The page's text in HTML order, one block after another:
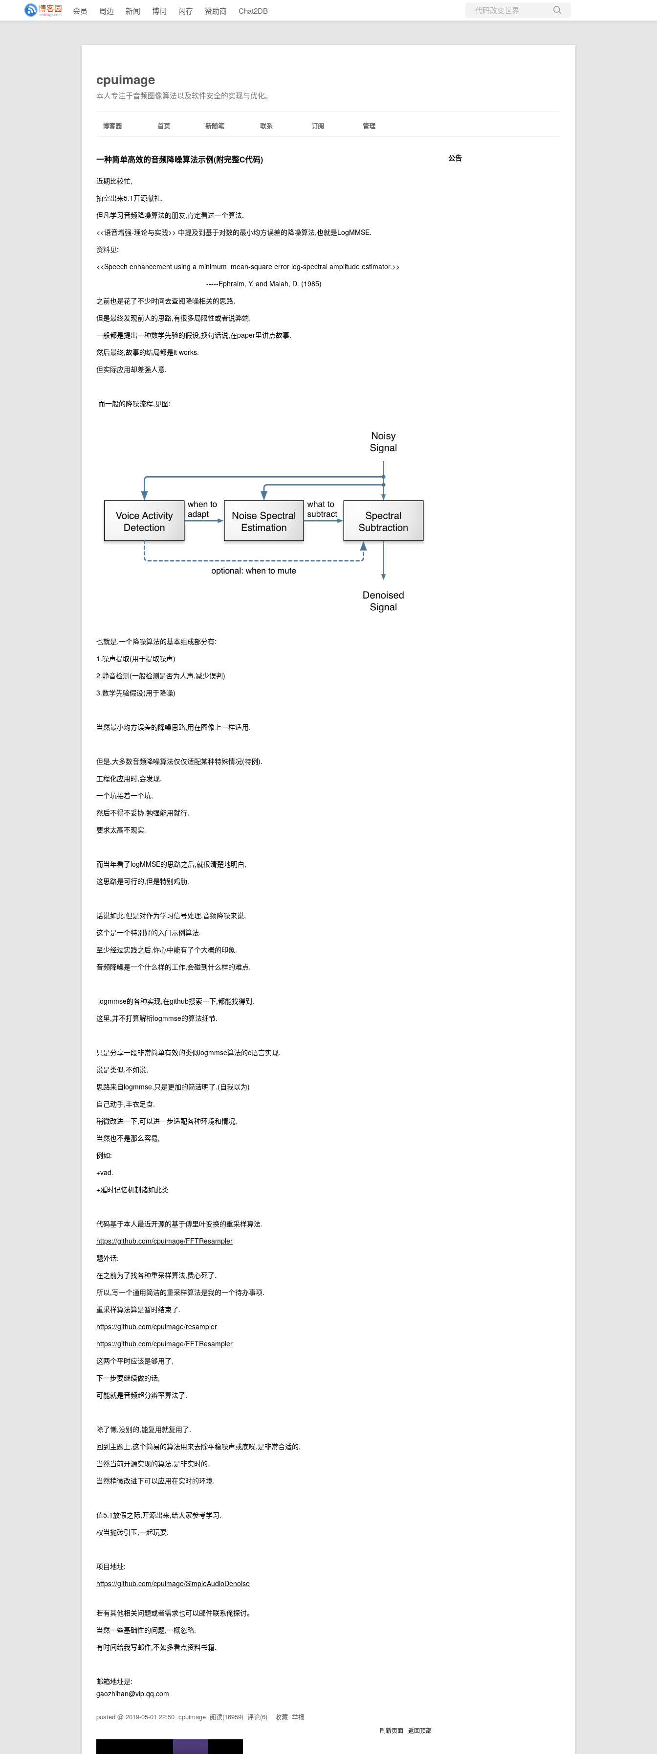
会员 周边 新闻 博问 闪存 赞助商 Chat2DB
当前博客
cpuimage
本人专注于音频图像算法以及软件安全的实现与优化。
博客园 首页 新随笔 联系 订阅 管理
一种简单高效的音频降噪算法示例(附完整C代码)
近期比较忙,
抽空出来5.1开源献礼.
但凡学习音频降噪算法的朋友,肯定看过一个算法.
<<语音增强-理论与实践>> 中提及到基于对数的最小均方误差的降噪算法,也就是LogMMSE.
资料见:
<<Speech enhancement using a minimum mean-square error log-spectral amplitude estimator.>>
-----Ephraim, Y. and Malah, D. (1985)
之前也是花了不少时间去查阅降噪相关的思路,
但是最终发现前人的思路,有很多局限性或者说弊端.
一般都是提出一种数学先验的假设,换句话说,在paper里讲点故事.
然后最终,故事的结局都是it works.
但实际应用却差强人意.
而一般的降噪流程,见图:
也就是,一个降噪算法的基本组成部分有:
1.噪声提取(用于提取噪声)
2.静音检测(一般检测是否为人声,减少误判)
3.数学先验假设(用于降噪)
当然最小均方误差的降噪思路,用在图像上一样适用.
但是,大多数音频降噪算法仅仅适配某种特殊情况(特例).
工程化应用时,会发现,
一个坑接着一个坑,
然后不得不妥协.勉强能用就行,
要求太高不现实.
而当年看了logMMSE的思路之后,就很清楚地明白,
这思路是可行的,但是特别鸡肋.
话说如此,但是对作为学习信号处理,音频降噪来说,
这个是一个特别好的入门示例算法.
至少经过实践之后,你心中能有了个大概的印象.
音频降噪是一个什么样的工作,会碰到什么样的难点.
logmmse的各种实现,在github搜索一下,都能找得到.
这里,并不打算解析logmmse的算法细节.
只是分享一段非常简单有效的类似logmmse算法的c语言实现.
说是类似,不如说,
思路来自logmmse,只是更加的简洁明了.(自我以为)
自己动手,丰衣足食.
稍微改进一下,可以进一步适配各种环境和情况,
当然也不是那么容易,
例如:
+vad.
+延时记忆机制诸如此类
代码基于本人最近开源的基于傅里叶变换的重采样算法.
https://github.com/cpuimage/FFTResampler
题外话:
在之前为了找各种重采样算法,费心死了.
所以,写一个通用简洁的重采样算法是我的一个待办事项.
重采样算法算是暂时结束了.
https://github.com/cpuimage/resampler
https://github.com/cpuimage/FFTResampler
这两个平时应该是够用了,
下一步要继续做的话,
可能就是音频超分辨率算法了.
除了懒,没别的,能复用就复用了.
回到主题上,这个简易的算法用来去除平稳噪声或底噪,是非常合适的,
当然当前开源实现的算法,是非实时的,
当然稍微改进下可以应用在实时的环境.
值5.1放假之际,开源出来,给大家参考学习.
权当抛砖引玉,一起玩耍.
项目地址:
https://github.com/cpuimage/SimpleAudioDenoise
若有其他相关问题或者需求也可以邮件联系俺探讨。
当然一些基础性的问题,一概忽略.
有时间给我写邮件,不如多看点资料书籍.
邮箱地址是:
gaozhihan@vip.qq.com
posted @ 2019-05-01 22:50 cpuimage 阅读(16959) 评论(6) 收藏 举报
刷新页面 返回顶部
公告